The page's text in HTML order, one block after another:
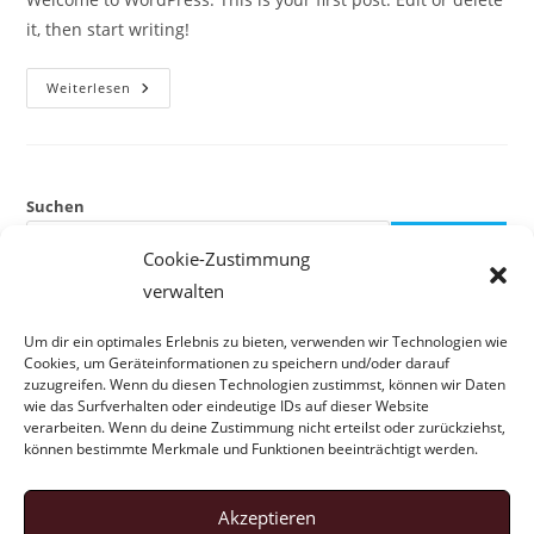
Cookie-Zustimmung
verwalten
Um dir ein optimales Erlebnis zu bieten, verwenden wir Technologien wie
Cookies, um Geräteinformationen zu speichern und/oder darauf
zuzugreifen. Wenn du diesen Technologien zustimmst, können wir Daten
wie das Surfverhalten oder eindeutige IDs auf dieser Website
verarbeiten. Wenn du deine Zustimmung nicht erteilst oder zurückziehst,
können bestimmte Merkmale und Funktionen beeinträchtigt werden.
Akzeptieren
it, then start writing!
Weiterlesen Hello
World!
Suchen
Hello world!
Recent Comments
A WordPress CommenterzuHello world!